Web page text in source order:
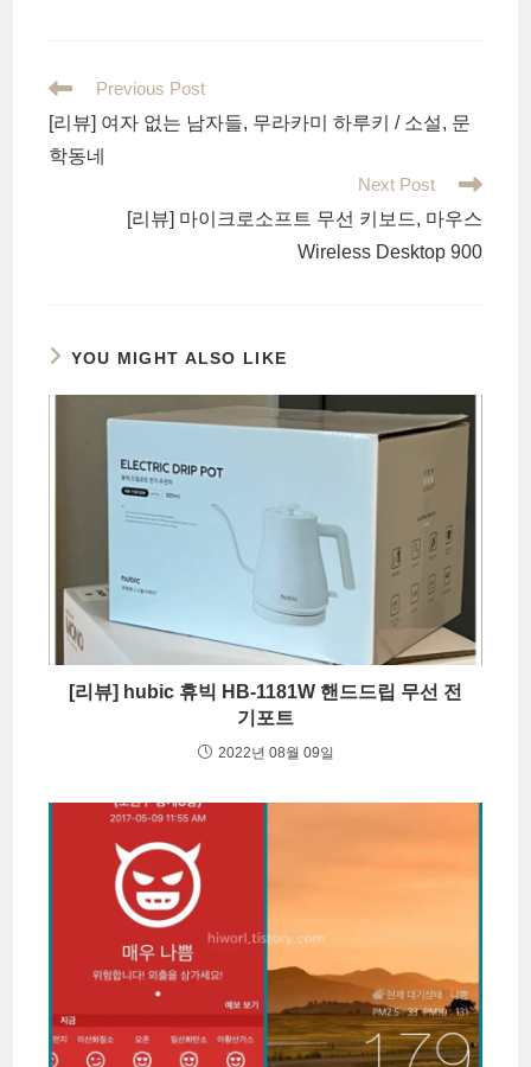
Read
articles
Previous Post
[리뷰] 여자 없는 남자들, 무라카미 하루키 / 소설, 문
학동네
Next Post
[리뷰] 마이크로소프트 무선 키보드, 마우스
Wireless Desktop 900
YOU MIGHT ALSO LIKE
[리뷰] hubic 휴빅 HB-1181W 핸드드립 무선 전
기포트
2022년 08월 09일